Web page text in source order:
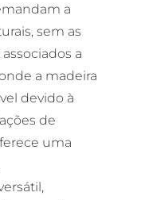
a
sem as
a
a madeira
devido à
de
uma